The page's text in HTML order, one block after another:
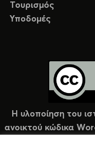
Τουρισμός
Υποδομές
Η υλοποίηση του
ανοικτού κώδικα